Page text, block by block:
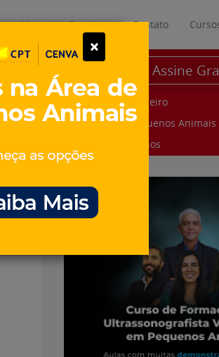
Materiais Gratuitos Contato
Assine
Parceiro
Pequenos Animais
Suinos
×